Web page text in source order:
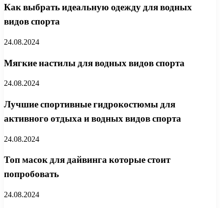
Как выбрать идеальную одежду для водных
видов спорта
24.08.2024
Мягкие настилы для водных видов спорта
24.08.2024
Лучшие спортивные гидрокостюмы для
активного отдыха и водных видов спорта
24.08.2024
Топ масок для дайвинга которые стоит
попробовать
24.08.2024